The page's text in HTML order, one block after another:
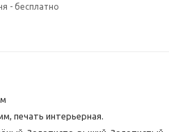
- бесплатно
печать интерьерная.